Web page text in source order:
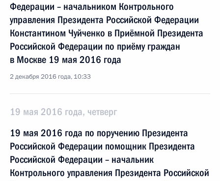
Федерации – начальником Контрольного
управления Президента Российской Федерации
Константином Чуйченко в Приёмной Президента
Российской Федерации по приёму граждан
в Москве 19 мая 2016 года
2 декабря 2016 года, 10:33
19 мая 2016 года, четверг
19 мая 2016 года по поручению Президента
Российской Федерации помощник Президента
Российской Федерации – начальник
Контрольного управления Президента Российской